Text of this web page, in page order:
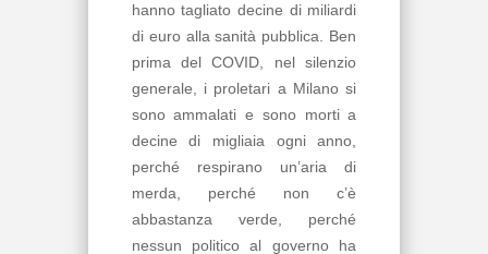
hanno tagliato decine di miliardi
di euro alla sanità pubblica. Ben
prima del COVID, nel silenzio
generale, i proletari a Milano si
sono ammalati e sono morti a
decine di migliaia ogni anno,
perché respirano un’aria di
merda, perché non c’è
abbastanza verde, perché
nessun politico al governo ha